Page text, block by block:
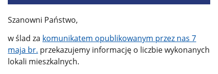
Szanowni Państwo,
w ślad za komunikatem opublikowanym przez nas 7
maja br. przekazujemy informację o liczbie wykonanych
lokali mieszkalnych.